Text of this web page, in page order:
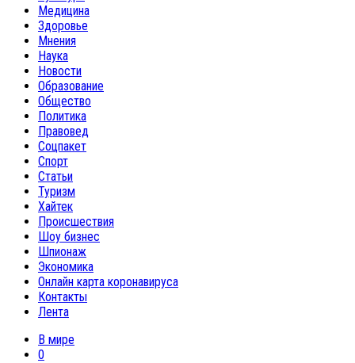
Медицина
Здоровье
Мнения
Наука
Новости
Образование
Общество
Политика
Правовед
Соцпакет
Спорт
Статьи
Туризм
Хайтек
Происшествия
Шоу бизнес
Шпионаж
Экономика
Онлайн карта коронавируса
Контакты
Лента
В мире
0